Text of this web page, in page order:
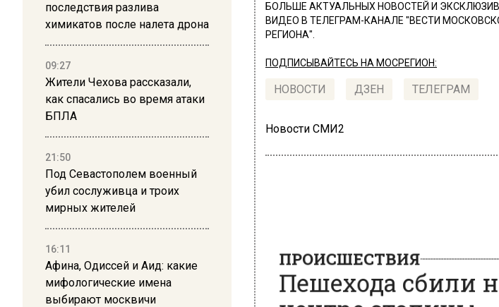
последствия разлива
химикатов после налета дрона
09:27
Жители Чехова рассказали,
как спасались во время атаки
БПЛА
21:50
Под Севастополем военный
убил сослуживца и троих
мирных жителей
16:11
Афина, Одиссей и Аид: какие
мифологические имена
выбирают москвичи
БОЛЬШЕ АКТУАЛЬНЫХ НОВОСТЕЙ И
ВИДЕО В ТЕЛЕГРАМ-КАНАЛЕ "ВЕСТИ
РЕГИОНА".
ПОДПИСЫВАЙТЕСЬ НА МОСРЕГИОН:
НОВОСТИ ДЗЕН ТЕЛЕГРАМ
Новости СМИ2
Пешехода сбили
центре столицы